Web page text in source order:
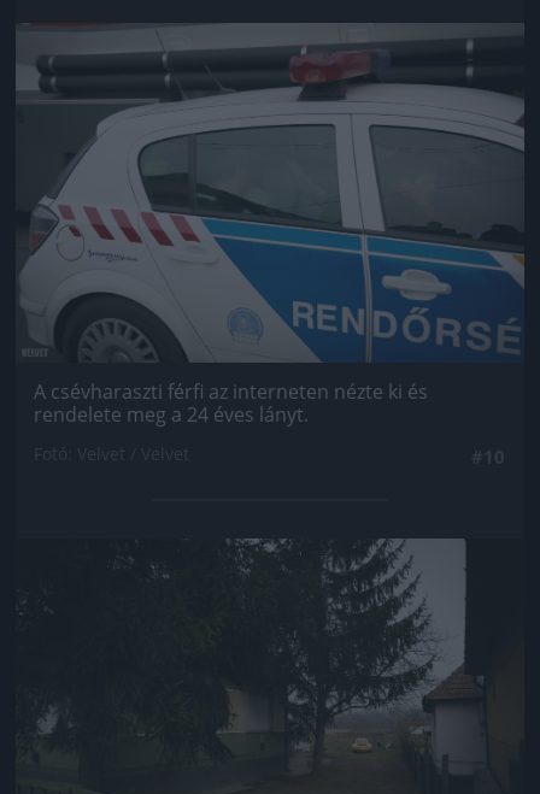
Jön még kép!
A csévharaszti férfi az interneten nézte ki és
rendelete meg a 24 éves lányt.
Jön még kép!